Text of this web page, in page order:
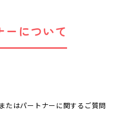
ーについて
たはパートナーに関するご質問